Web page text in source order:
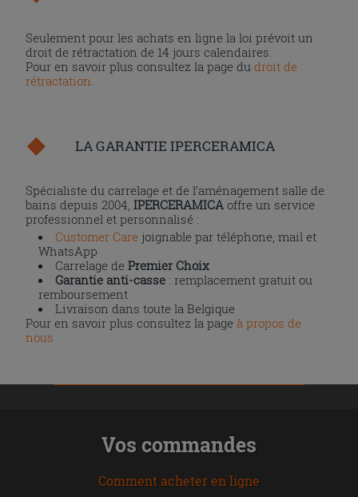
Seulement pour les achats en ligne la loi prévoit un
droit de rétractation de 14 jours calendaires.
Pour en savoir plus consultez la page dudroit de
rétractation
LA GARANTIE IPERCERAMICA
Spécialiste du carrelage et de l’aménagement salle de
bains depuis 2004,IPERCERAMICA offre un service
professionnel et personnalisé :
Customer Care joignable par téléphone, mail et
WhatsApp
Carrelage dePremier Choix
Garantie anti-casse : remplacement gratuit ou
remboursement
Livraison dans toute la Belgique
Pour en savoir plus consultez la page à propos de
nous
Vos commandes
Comment acheter en ligne